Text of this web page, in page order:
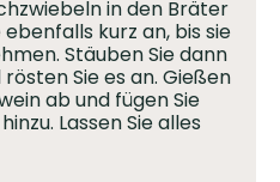
in den Bräter
kurz an, bis sie
Stäuben Sie dann
Sie es an. Gießen
ab und fügen Sie
Lassen Sie alles